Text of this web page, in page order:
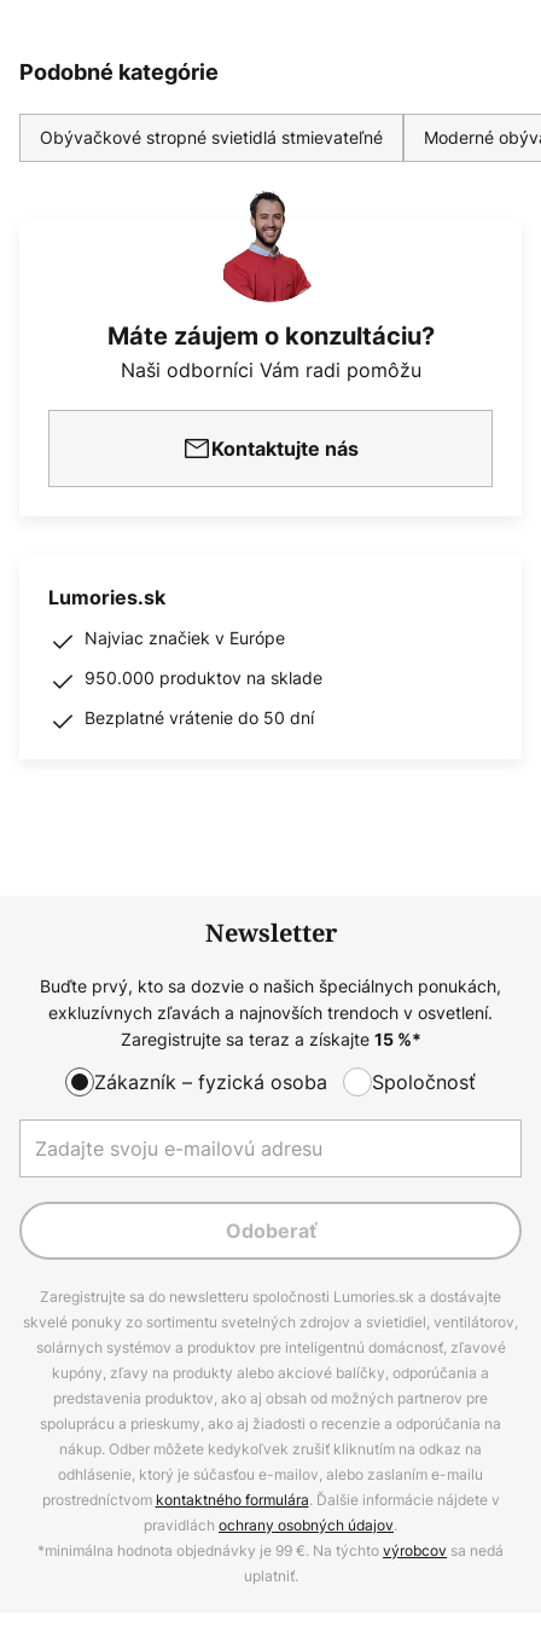
Podobné kategórie
Obývačkové stropné svietidlá stmievateľné Moderné
Máte záujem o konzultáciu?
Naši odborníci Vám radi pomôžu
Kontaktujte nás
Lumories.sk
Najviac značiek v Európe
950.000 produktov na sklade
Bezplatné vrátenie do 50 dní
Newsletter
Buďte prvý, kto sa dozvie o našich špeciálnych ponukách,
exkluzívnych zľavách a najnovších trendoch v osvetlení.
Zaregistrujte sa teraz a získajte 15%*
Zákazník – fyzická osoba Spoločnosť
Odoberať
Zaregistrujte sa do newsletteru spoločnosti Lumories.sk a dostávajte
skvelé ponuky zo sortimentu svetelných zdrojov a svietidiel, ventilátorov,
solárnych systémov a produktov pre inteligentnú domácnosť, zľavové
kupóny, zľavy na produkty alebo akciové balíčky, odporúčania a
predstavenia produktov, ako aj obsah od možných partnerov pre
spoluprácu a prieskumy, ako aj žiadosti o recenzie a odporúčania na
nákup. Odber môžete kedykoľvek zrušiť kliknutím na odkaz na
odhlásenie, ktorý je súčasťou e-mailov, alebo zaslaním e-mailu
prostredníctvom kontaktného formulára. Ďalšie informácie nájdete v
pravidlách ochrany osobných údajov.
*minimálna hodnota objednávky je 99 €. Na týchtovýrobcov sa nedá
uplatniť.